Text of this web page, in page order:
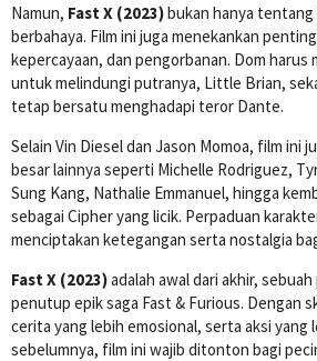
Namun, Fast X (2023)bukan hanya
berbahaya. Film ini juga menekankan
kepercayaan, dan pengorbanan. Dom harus
untuk melindungi putranya, Little Brian,
tetap bersatu menghadapi teror Dante.
Selain Vin Diesel dan Jason Momoa, film ini
besar lainnya seperti Michelle Rodriguez,
Sung Kang, Nathalie Emmanuel, hingga
sebagai Cipher yang licik. Perpaduan
menciptakan ketegangan serta nostalgia
Fast X (2023)adalah awal dari akhir,
penutup epik saga Fast & Furious. Dengan
cerita yang lebih emosional, serta aksi yang
sebelumnya, film ini wajib ditonton bagi